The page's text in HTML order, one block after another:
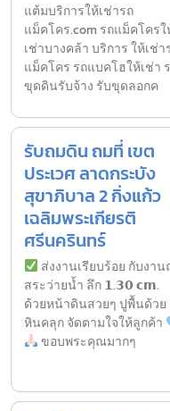
แต้มบริการให้เช่ารถ
แม็คโคร.com รถแม็คโคร
เช่าบางคล้า บริการ ให้เช่า
แม็คโคร รถแบคโฮให้เช่า
ขุดดินรับจ้าง รับขุดลอกค
รับถมดิน ถมที่ เขต
ประเวศ ลาดกระบัง
สุขาภิบาล 2 กิ่งแก้ว
เฉลิมพระเกียรติ
ศรีนครินทร์
ส่งงานเรียบร้อย กับงาน
สระว่ายน้ำ ลึก 𝟭.𝟯𝟬 𝗰𝗺.
ด้วยหน้าดินสวยๆ ปูพื้นด้วย
หินคลุก จัดตามใจให้ลูกค้า
ขอบพระคุณมากๆ